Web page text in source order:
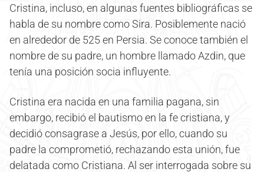
Cristina, incluso, en algunas fuentes bibliográficas se
habla de su nombre como Sira. Posiblemente nació
en alrededor de 525 en Persia. Se conoce también el
nombre de su padre, un hombre llamado Azdin, que
tenía una posición socia influyente.
Cristina era nacida en una familia pagana, sin
embargo, recibió el bautismo en la fe cristiana, y
decidió consagrase a Jesús, por ello, cuando su
padre la comprometió, rechazando esta unión, fue
delatada como Cristiana. Al ser interrogada sobre su